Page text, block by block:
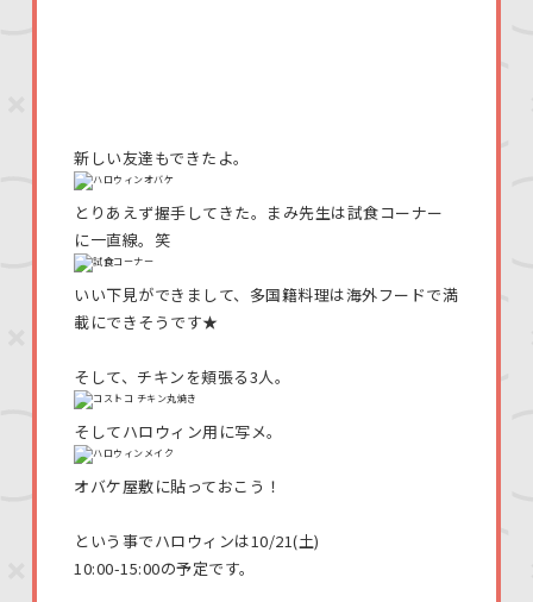
新しい友達もできたよ。
とりあえず握手してきた。まみ先生は試食コーナー
に一直線。笑
いい下見ができまして、多国籍料理は海外フードで満
載にできそうです★
そして、チキンを頬張る3人。
そしてハロウィン用に写メ。
オバケ屋敷に貼っておこう！
という事でハロウィンは10/21(土)
10:00-15:00の予定です。